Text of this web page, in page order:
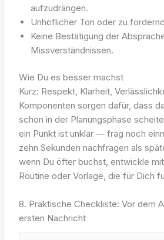
aufzudrängen.
Unhöflicher Ton oder zu
Keine Bestätigung der
Missverständnissen.
Wie Du es besser machst
Kurz: Respekt, Klarheit,
Komponenten sorgen dafür, dass
schon in der Planungsphase
ein Punkt ist unklar — frag noch
zehn Sekunden nachfragen als
wenn Du öfter buchst, entwickle
Routine oder Vorlage, die für Dich
8. Praktische Checkliste: Vor dem
ersten Nachricht